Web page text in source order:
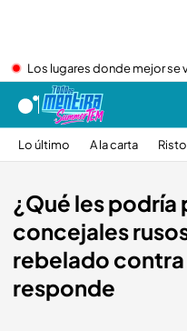
Los lugares donde mejor se
Lo último A la carta
¿Qué les podría
concejales
rebelado contra
responde